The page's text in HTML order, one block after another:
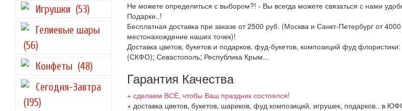
Игрушки (53)
Гелиевые шары
(56)
Конфеты (48)
Сегодня-Завтра
(195)
Не можете определиться с выбором?! - Вы всегда можете связаться с нами
Подарки..!
Бесплатная доставка при заказе от 2500 руб. (Москва и Санкт-Петербург от
местонахождение наших точек)!
Доставка цветов, букетов и подарков, фуд-букетов, композиций фуд
(СКФО); Севастополь; Республика Крым...
Гарантия Качества
+ сделаем ВСЁ, чтобы Ваш праздник состоялся!
+ доставка цветов, букетов, шариков, фуд композиций, игрушек, подарков.. в